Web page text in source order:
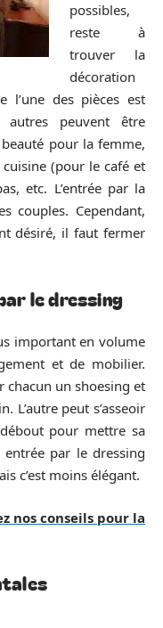
possibles,
reste à
trouver la
décoration
l’une des pièces est
peuvent être
pour la femme,
(pour le café et
etc. L’entrée par la
couples. Cependant,
désiré, il faut fermer
le dressing
important en volume
et de mobilier.
chacun un shoesing et
peut s’asseoir
pour mettre sa
par le dressing
c’est moins élégant.
nos conseils pour la